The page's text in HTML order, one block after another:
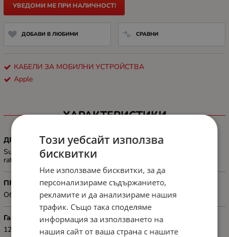
УВЕДОМИ МЕ ПРИ НАЛИЧНОСТ!
ДОБАВИ В ЛЮБИМИ СРАВНИ
КАБЕЛИ ЗА МОБИЛНИ УСТРОЙСТВА
Apple
ХАРАКТЕРИСТИКИ
ДРУГИ
Supports charging of up to 240 watts and transfers data at USB 2
rates
ПРЕДНАЗНАЧЕНИЕ
Обща употреба
Гаранция
12
Този уебсайт използва
бисквитки
Ние използваме бисквитки, за да
персонализираме съдържанието,
рекламите и да анализираме нашия
трафик. Също така споделяме
информация за използването на
нашия сайт от ваша страна с нашите